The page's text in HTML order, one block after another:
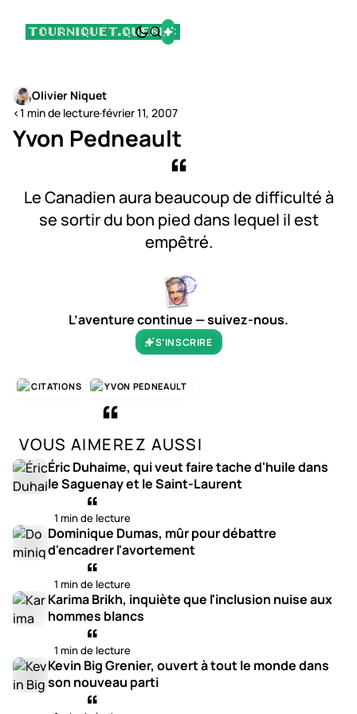
Olivier Niquet
<1 min de lecture·février 11, 2007
Yvon Pedneault
Le Canadien aura beaucoup de difficulté à
se sortir du bon pied dans lequel il est
empêtré.
L’aventure continue — suivez-nous.
S’INSCRIRE
CITATIONS YVON PEDNEAULT
VOUS AIMEREZ AUSSI
Éric Duhaime, qui veut faire tache d'huile dans
le Saguenay et le Saint-Laurent
1 min de lecture
Dominique Dumas, mûr pour débattre
d'encadrer l'avortement
1 min de lecture
Karima Brikh, inquiète que l'inclusion nuise aux
hommes blancs
1 min de lecture
Kevin Big Grenier, ouvert à tout le monde dans
son nouveau parti